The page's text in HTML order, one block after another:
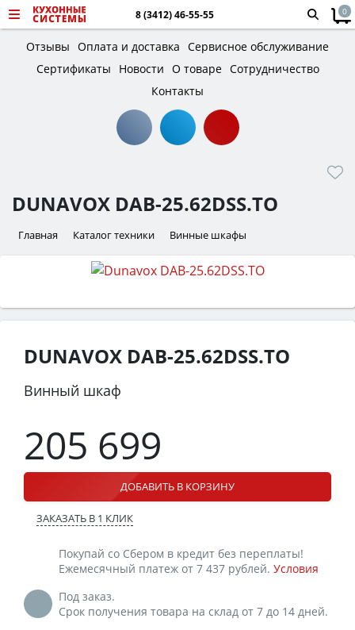
8 (3412) 46-55-55 0
Отзывы Оплата и доставка Сервисное обслуживание
Сертификаты
Новости О товаре Сотрудничество
Контакты
DUNAVOX DAB-25.62DSS.TO
Главная Каталог техники Винные шкафы
DUNAVOX DAB-25.62DSS.TO
Винный шкаф
205 699
ДОБАВИТЬ В КОРЗИНУ
ЗАКАЗАТЬ В 1 КЛИК
Покупай со Сбером в кредит без переплаты!
Ежемесячный платеж от 7 437 рублей. Условия
Под заказ.
Срок получения товара на склад от 7 до 14 дней.